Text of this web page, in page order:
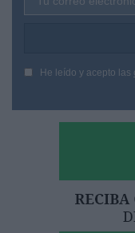
He leído y acepto las